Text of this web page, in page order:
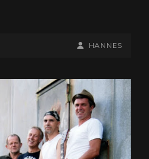
STRANDED:
BY
BYLINE
HANNES